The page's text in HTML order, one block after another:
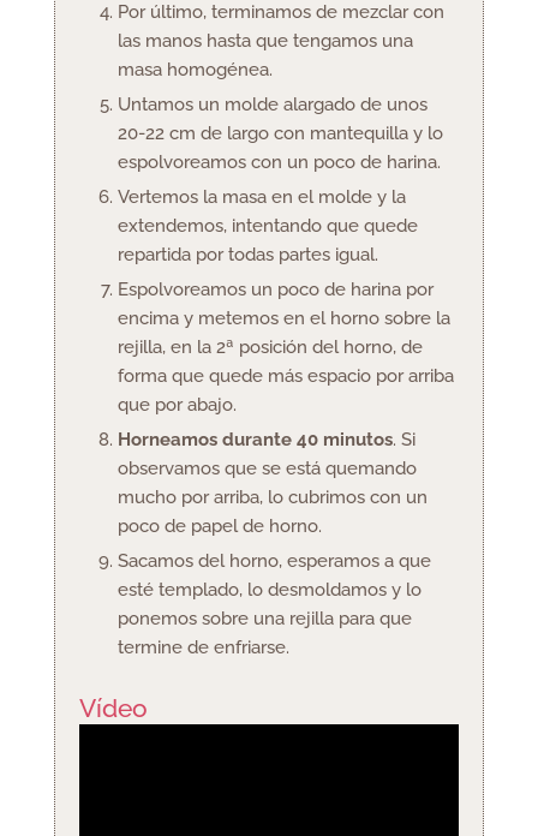
Por último, terminamos de mezclar con
las manos hasta que tengamos una
masa homogénea.
Untamos un molde alargado de unos
20-22 cm de largo con mantequilla y lo
espolvoreamos con un poco de harina.
Vertemos la masa en el molde y la
extendemos, intentando que quede
repartida por todas partes igual.
Espolvoreamos un poco de harina por
encima y metemos en el horno sobre la
rejilla, en la 2ª posición del horno, de
forma que quede más espacio por arriba
que por abajo.
Horneamos durante 40 minutos. Si
observamos que se está quemando
mucho por arriba, lo cubrimos con un
poco de papel de horno.
Sacamos del horno, esperamos a que
esté templado, lo desmoldamos y lo
ponemos sobre una rejilla para que
termine de enfriarse.
Vídeo